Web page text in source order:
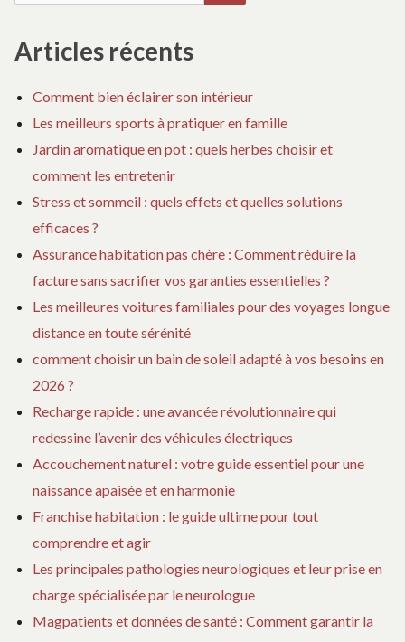
Articles récents
Comment bien éclairer son intérieur
Les meilleurs sports à pratiquer en famille
Jardin aromatique en pot : quels herbes choisir et
comment les entretenir
Stress et sommeil : quels effets et quelles solutions
efficaces ?
Assurance habitation pas chère : Comment réduire la
facture sans sacrifier vos garanties essentielles ?
Les meilleures voitures familiales pour des voyages longue
distance en toute sérénité
comment choisir un bain de soleil adapté à vos besoins en
2026 ?
Recharge rapide : une avancée révolutionnaire qui
redessine l’avenir des véhicules électriques
Accouchement naturel : votre guide essentiel pour une
naissance apaisée et en harmonie
Franchise habitation : le guide ultime pour tout
comprendre et agir
Les principales pathologies neurologiques et leur prise en
charge spécialisée par le neurologue
Magpatients et données de santé : Comment garantir la